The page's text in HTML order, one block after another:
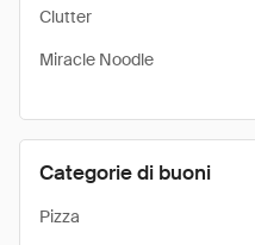
Clutter
Miracle Noodle
Categorie di buoni
Pizza